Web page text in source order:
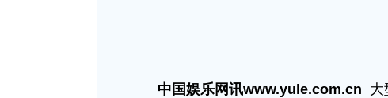
中国娱乐网讯www.yule.com.cn 大